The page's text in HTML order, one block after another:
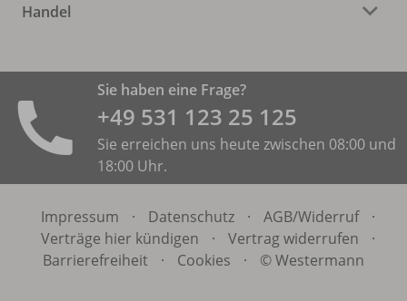
Handel
Sie haben eine Frage?
+49 531 ­123 25 125
Sie erreichen uns heute zwischen 08:00 und
18:00 Uhr.
Impressum · Datenschutz · AGB/Widerruf
·
Verträge hier kündigen
· Vertrag widerrufen
·
Barrierefreiheit
· Cookies · © Westermann